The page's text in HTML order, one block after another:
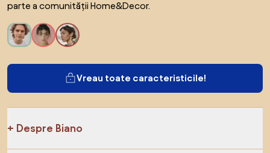
parte a comunității Home&Decor.
Vreau toate caracteristicile!
Despre Biano